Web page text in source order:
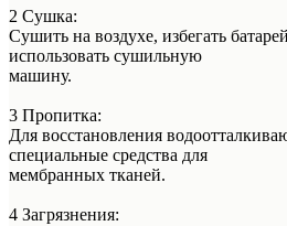
2 Сушка:
Сушить на воздухе, избегать
использовать сушильную
машину.
3 Пропитка:
Для восстановления
специальные средства для
мембранных тканей.
4 Загрязнения: